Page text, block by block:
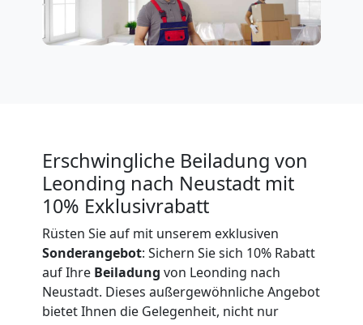
Erschwingliche Beiladung von
Leonding nach Neustadt mit
10% Exklusivrabatt
Rüsten Sie auf mit unserem exklusiven
Sonderangebot: Sichern Sie sich 10% Rabatt
auf Ihre Beiladung von Leonding nach
Neustadt. Dieses außergewöhnliche Angebot
bietet Ihnen die Gelegenheit, nicht nur
Leonding
Leonding
Kleiner
Umzug
Leonding